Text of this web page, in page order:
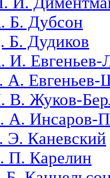
Б. Дубсон
Б. Дудиков
И. Евгеньев-
А. Евгеньев-
В. Жуков-
А. Инсаров-
Э. Каневский
П. Карелин